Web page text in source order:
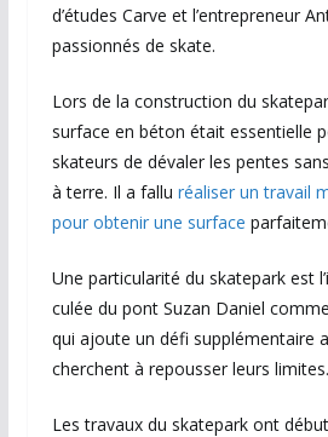
d’études Carve et l’entrepreneur
passionnés de skate.
Lors de la construction du
surface en béton était essentielle
skateurs de dévaler les pentes
à terre. Il a fallu réaliser un travail
pour obtenir une surface
Une particularité du skatepark est
culée du pont Suzan Daniel
qui ajoute un défi supplémentaire
cherchent à repousser leurs limites.
Les travaux du skatepark ont